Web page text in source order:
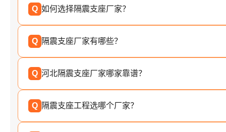
Q 如何选择隔震支座厂家？
Q 隔震支座厂家有哪些？
Q 河北隔震支座厂家哪家靠谱？
Q 隔震支座工程选哪个厂家？